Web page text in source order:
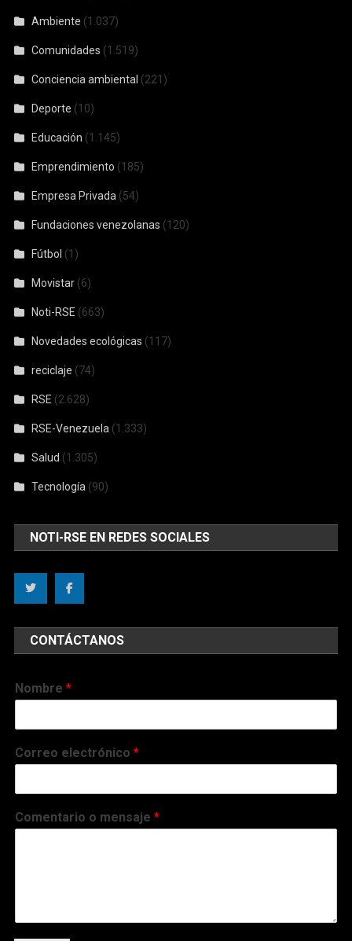
Ambiente (1.037)
Comunidades (1.519)
Conciencia ambiental (221)
Deporte (10)
Educación (1.145)
Emprendimiento (185)
Empresa Privada (54)
Fundaciones venezolanas (120)
Fútbol (1)
Movistar (6)
Noti-RSE (663)
Novedades ecológicas (117)
reciclaje (74)
RSE (2.628)
RSE-Venezuela (1.333)
Salud (1.305)
Tecnología (90)
NOTI-RSE EN REDES SOCIALES
CONTÁCTANOS
Nombre*
Correo electrónico*
Comentario o mensaje*